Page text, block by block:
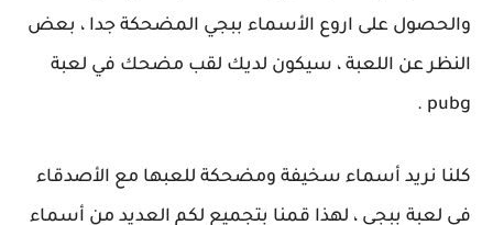
والحصول على اروع الأسماء ببجي المضحكة جدا ، بعض
النظر عن اللعبة ، سيكون لديك لقب مضحك في لعبة
pubg .
كلنا نريد أسماء سخيفة ومضحكة للعبها مع الأصدقاء
في لعبة ببجي ، لهذا قمنا بتجميع لكم العديد من أسماء